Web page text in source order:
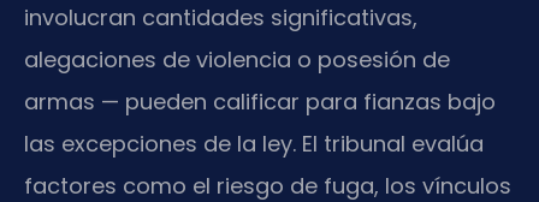
involucran cantidades significativas,
alegaciones de violencia o posesión de
armas — pueden calificar para fianzas bajo
las excepciones de la ley. El tribunal evalúa
factores como el riesgo de fuga, los vínculos